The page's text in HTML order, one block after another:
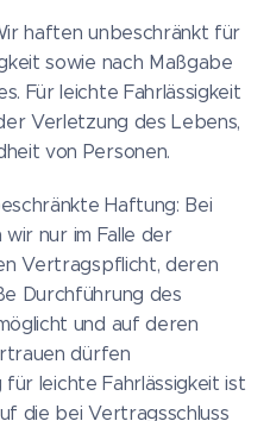
haften unbeschränkt für
sowie nach Maßgabe
Für leichte Fahrlässigkeit
Verletzung des Lebens,
von Personen.
Haftung: Bei
nur im Falle der
Vertragspflicht, deren
Durchführung des
und auf deren
dürfen
leichte Fahrlässigkeit ist
die bei Vertragsschluss